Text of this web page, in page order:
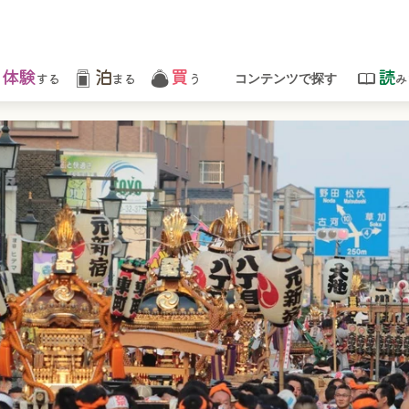
体験する 泊まる 買 う コンテンツで探す 読